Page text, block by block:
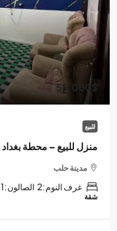
55,000$
للبيع
منزل للبيع – محطة بغداد
مدينة حلب
غرف النوم:2 الصالون:1
شقة